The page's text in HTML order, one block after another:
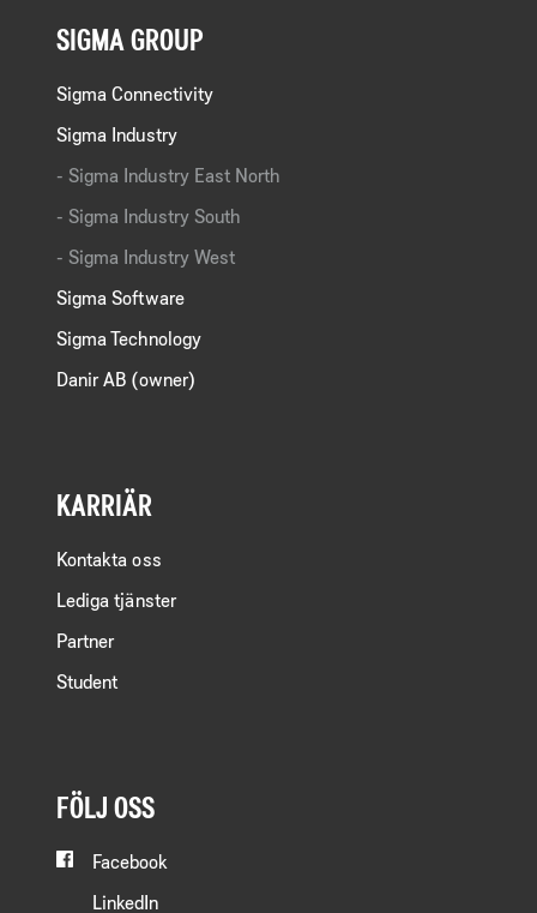
SIGMA GROUP
Sigma Connectivity
Sigma Industry
Sigma Industry East North
Sigma Industry South
Sigma Industry West
Sigma Software
Sigma Technology
Danir AB (owner)
KARRIÄR
Kontakta oss
Lediga tjänster
Partner
Student
FÖLJ OSS
Facebook
LinkedIn